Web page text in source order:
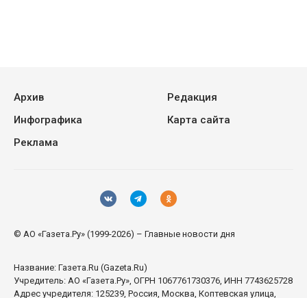
Архив
Редакция
Инфографика
Карта сайта
Реклама
© АО «Газета.Ру» (1999-2026) – Главные новости дня
Название: Газета.Ru (Gazeta.Ru)
Учредитель: АО «Газета.Ру», ОГРН 1067761730376, ИНН 7743625728
Адрес учредителя: 125239, Россия, Москва, Коптевская улица,